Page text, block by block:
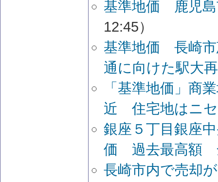
基準地価 鹿児島
12:45）
基準地価 長崎
通に向けた駅大
「基準地価」商
近 住宅地はニ
銀座５丁目銀座
価 過去最高額
長崎市内で売却